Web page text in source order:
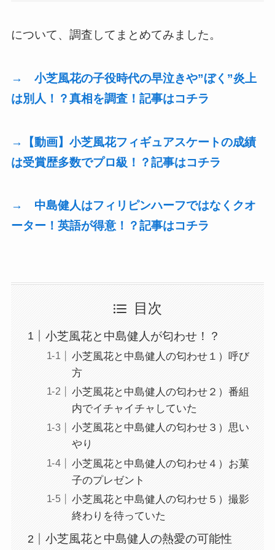
について、調査してまとめてみました。
→ 小芝風花の子役時代の早泣きや”ぼく”炎上
は別人！？真相を調査！記事はコチラ
→【動画】小芝風花フィギュアスケートの成績
は受賞歴多数でプロ級！？記事はコチラ
→ 中島健人はフィリピンハーフではなくクオ
ーター！英語が得意！？記事はコチラ
目次
小芝風花と中島健人が匂わせ！？
小芝風花と中島健人の匂わせ１）呼び
方
小芝風花と中島健人の匂わせ２）番組
内でイチャイチャしていた
小芝風花と中島健人の匂わせ３）思い
やり
小芝風花と中島健人の匂わせ４）お菓
子のプレゼント
小芝風花と中島健人の匂わせ５）撮影
終わりを待っていた
小芝風花と中島健人の熱愛の可能性